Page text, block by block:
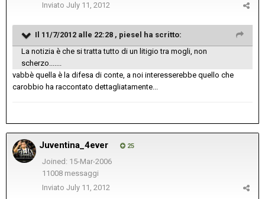
Inviato July 11, 2012
Il 11/7/2012 alle 22:28 , piesel ha scritto:
La notizia è che si tratta tutto di un litigio tra mogli, non
scherzo.......
vabbè quella è la difesa di conte, a noi interesserebbe quello che
carobbio ha raccontato dettagliatamente...
Juventina_4ever 25
Joined: 15-Mar-2006
11008 messaggi
Inviato July 11, 2012